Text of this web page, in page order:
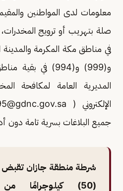
معلومات لدى المواطنين
في مناطق مكة المكرمة والمدينة
و(999) و(994) في بقية مناطق
الإلكتروني ( Email:
جميع البلاغات بسرية تامة دون
شرطة منطقة جازان
(50) كيلوجرامًا